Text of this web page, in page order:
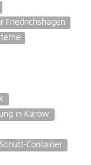
Friedrichshagen
in Karow
Schutt-Container